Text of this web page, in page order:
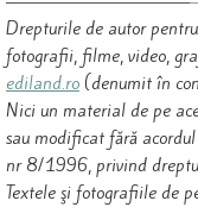
Drepturile de autor
fotografii, filme, video,
ediland.ro (denumit în
Nici un material de pe
sau modificat fără
nr 8/1996, privind
Textele şi fotografiile de